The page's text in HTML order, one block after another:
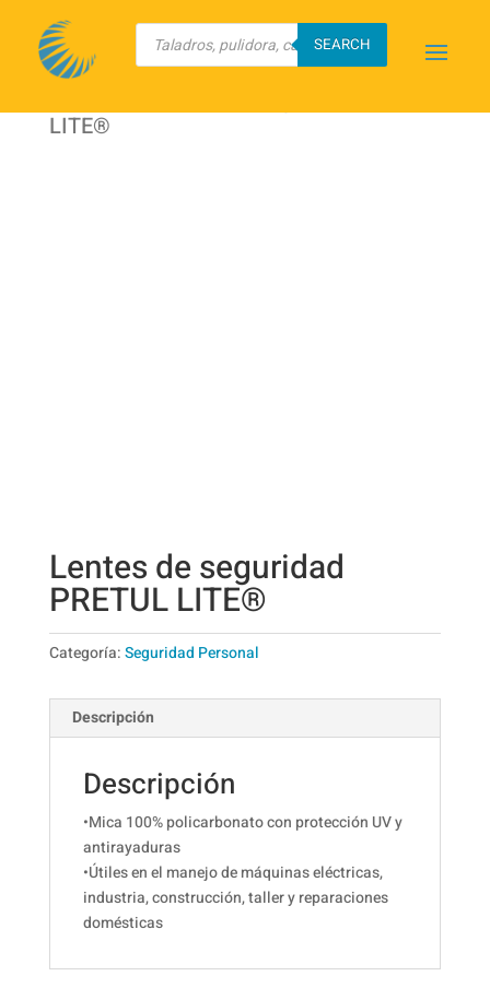
Búsqueda
productos
SEARCH
Inicio TRUPER/Seguridad
LITE®
Lentes de seguridad
PRETUL LITE®
Categoría:Seguridad Personal
Descripción
Descripción
•Mica 100% policarbonato con protección UV y
antirayaduras
•Útiles en el manejo de máquinas eléctricas,
industria, construcción, taller y reparaciones
domésticas